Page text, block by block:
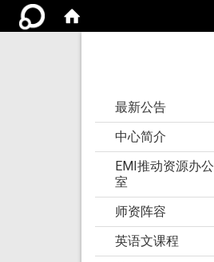
最新公告
中心简介
EMI推动资源办公
室
师资阵容
英语文课程